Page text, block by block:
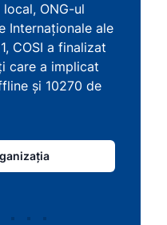
ONG-ul
Internaționale ale
COSI a finalizat
care a implicat
și 10270 de